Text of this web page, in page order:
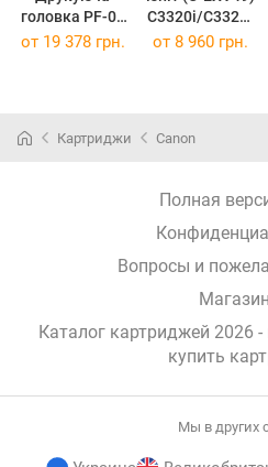
головка PF-06
Print Head
C3320i/C3325i
/C3330i Black
от 19 378 грн. от 8 960 грн.
Картриджи Canon
Полная
Вопросы и
Каталог картриджей 2026
купить
Мы в других